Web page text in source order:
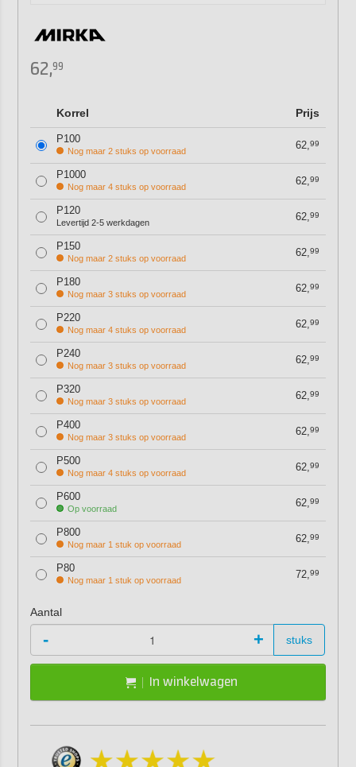
62,99
Korrel Prijs
P100
Nog maar 2 stuks op voorraad 62,99
P1000
Nog maar 4 stuks op voorraad 62,99
P120
Levertijd 2-5 werkdagen 62,99
P150
Nog maar 2 stuks op voorraad 62,99
P180
Nog maar 3 stuks op voorraad 62,99
P220
Nog maar 4 stuks op voorraad 62,99
P240
Nog maar 3 stuks op voorraad 62,99
P320
Nog maar 3 stuks op voorraad 62,99
P400
Nog maar 3 stuks op voorraad 62,99
P500
Nog maar 4 stuks op voorraad 62,99
P600
Op voorraad 62,99
P800
Nog maar 1 stuk op voorraad 62,99
P80
Nog maar 1 stuk op voorraad 72,99
Aantal
- + stuks
In winkelwagen